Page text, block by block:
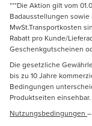
***Die Aktion gilt vom
Badausstellungen sowie
MwSt.Transportkosten
Rabatt pro Kunde/
Geschenkgutscheinen
Die gesetzliche
bis zu 10 Jahre
Bedingungen
Produktseiten einsehbar.
Nutzungsbedingungen –